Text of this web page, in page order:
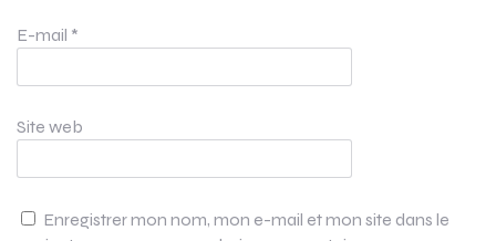
E-mail *
Site web
Enregistrer mon nom, mon e-mail et mon site dans le